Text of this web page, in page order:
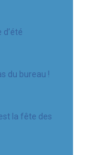
d’été
du bureau !
la fête des